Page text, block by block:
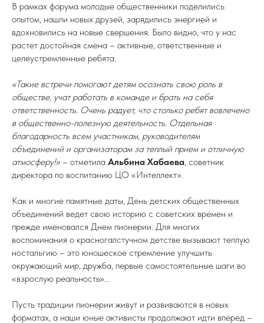
В рамках форума молодые общественники поделились
опытом, нашли новых друзей, зарядились энергией и
вдохновились на новые свершения. Было видно, что у нас
растет достойная смена – активные, ответственные и
целеустремленные ребята.
«Такие встречи помогают детям осознать свою роль в
обществе, учат работать в команде и брать на себя
ответственность. Очень радует, что столько ребят вовлечено
в общественно-полезную деятельность. Отдельная
благодарность всем участникам, руководителям
объединений и организаторам за теплый прием и отличную
атмосферу!» – отметила Альбина Хабаева, советник
директора по воспитанию ЦО «Интеллект».
Как и многие памятные даты, День детских общественных
объединений ведет свою историю с советских времен и
прежде именовался Днем пионерии. Для многих
воспоминания о красногалстучном детстве вызывают теплую
ностальгию – это юношеское стремление улучшить
окружающий мир, дружба, первые самостоятельные шаги во
«взрослую реальность»...
Пусть традиции пионерии живут и развиваются в новых
форматах, а наши юные активисты продолжают идти вперед –